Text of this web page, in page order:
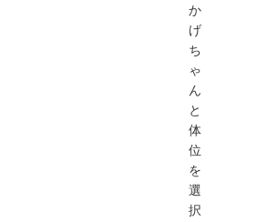
か
げ
ち
ゃ
ん
と
体
位
を
選
択